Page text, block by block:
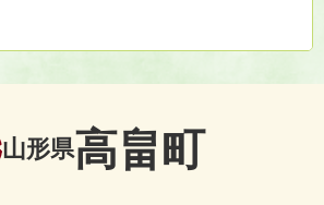
山形県高畠町